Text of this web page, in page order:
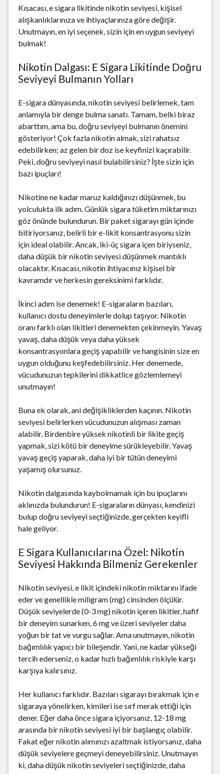
Kısacası, e sigara likitinde nikotin seviyesi, kişisel
alışkanlıklarınıza ve ihtiyaçlarınıza göre değişir.
Unutmayın, en iyi seçenek, sizin için en uygun seviyeyi
bulmak!
Nikotin Dalgası: E Sigara Likitinde Doğru
Seviyeyi Bulmanın Yolları
E-sigara dünyasında, nikotin seviyesi belirlemek, tam
anlamıyla bir denge bulma sanatı. Tamam, belki biraz
abarttım, ama bu, doğru seviyeyi bulmanın önemini
gösteriyor! Çok fazla nikotin almak, sizi rahatsız
edebilirken; az gelen bir doz ise keyfinizi kaçırabilir.
Peki, doğru seviyeyi nasıl bulabilirsiniz? İşte sizin için
bazı ipuçları!
Nikotine ne kadar maruz kaldığınızı düşünmek, bu
yolculukta ilk adım. Günlük sigara tüketim miktarınızı
göz önünde bulundurun. Bir paket sigarayı gün içinde
bitiriyorsanız, belirli bir e-likit konsantrasyonu sizin
için ideal olabilir. Ancak, iki-üç sigara içen biriyseniz,
daha düşük bir nikotin seviyesi düşünmek mantıklı
olacaktır. Kısacası, nikotin ihtiyacınız kişisel bir
kavramdır ve herkesin gereksinimi farklıdır.
İkinci adım ise denemek! E-sigaraların bazıları,
kullanıcı dostu deneyimlerle dolup taşıyor. Nikotin
oranı farklı olan likitleri denemekten çekinmeyin. Yavaş
yavaş, daha düşük veya daha yüksek
konsantrasyonlara geçiş yapabilir ve hangisinin size en
uygun olduğunu keşfedebilirsiniz. Her denemede,
vücudunuzun tepkilerini dikkatlice gözlemlemeyi
unutmayın!
Buna ek olarak, ani değişikliklerden kaçının. Nikotin
seviyesi belirlerken vücudunuzun alışması zaman
alabilir. Birdenbire yüksek nikotinli bir likite geçiş
yapmak, sizi kötü bir deneyime sürükleyebilir. Yavaş
yavaş geçiş yaparak, daha iyi bir tütün deneyimi
yaşamış olursunuz.
Nikotin dalgasında kaybolmamak için bu ipuçlarını
aklınızda bulundurun! E-sigaraların dünyası, kendinizi
bulup doğru seviyeyi seçtiğinizde, gerçekten keyifli
hale geliyor.
E Sigara Kullanıcılarına Özel: Nikotin
Seviyesi Hakkında Bilmeniz Gerekenler
Nikotin seviyesi, e likit içindeki nikotin miktarını ifade
eder ve genellikle miligram (mg) cinsinden ölçülür.
Düşük seviyelerde (0-3 mg) nikotin içeren likitler, hafif
bir deneyim sunarken, 6 mg ve üzeri seviyeler daha
yoğun bir tat ve vurgu sağlar. Ama unutmayın, nikotin
bağımlılık yapıcı bir bileşendir. Yani, ne kadar yükseği
tercih ederseniz, o kadar hızlı bağımlılık riskiyle karşı
karşıya kalırsınız.
Her kullanıcı farklıdır. Bazıları sigarayı bırakmak için e
sigaraya yönelirken, kimileri ise sırf merak ettiği için
dener. Eğer daha önce sigara içiyorsanız, 12-18 mg
arasında bir nikotin seviyesi iyi bir başlangıç olabilir.
Fakat eğer nikotin alımınızı azaltmak istiyorsanız, daha
düşük seviyelere geçmeyi deneyebilirsiniz. Unutmayın
ki, daha düşük nikotin seviyeleri seçtiğinizde, daha